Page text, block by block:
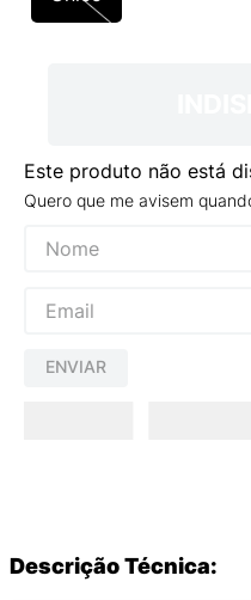
Este produto não está
Quero que me avisem
ENVIAR
Descrição Técnica:
VEJA COUNTRY